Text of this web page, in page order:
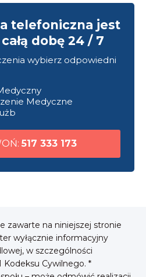
telefoniczna jest
dobę 24 / 7
wybierz odpowiedni
Medyczne
517 333 173
zawarte na niniejszej stronie
wyłącznie informacyjny
w szczególności
Kodeksu Cywilnego. *